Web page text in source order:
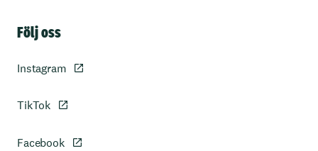
Följ oss
Instagram
TikTok
Facebook